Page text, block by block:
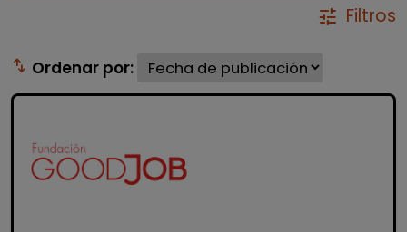
tune Filtros
swap_vert Ordenar por: